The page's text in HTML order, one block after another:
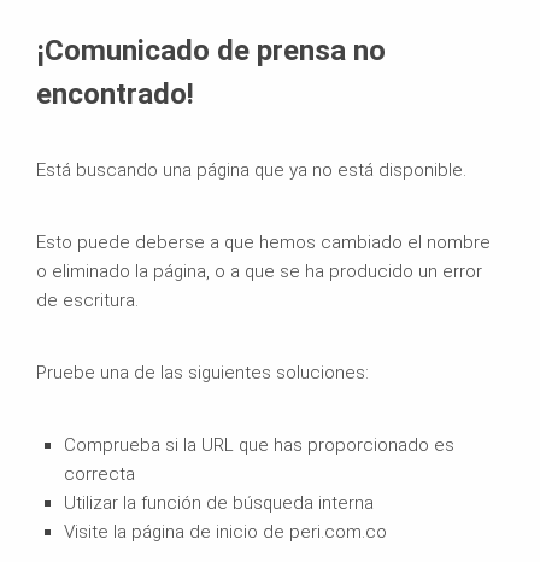
¡Comunicado de prensa no
encontrado!
Está buscando una página que ya no está disponible.
Esto puede deberse a que hemos cambiado el nombre
o eliminado la página, o a que se ha producido un error
de escritura.
Pruebe una de las siguientes soluciones:
Comprueba si la URL que has proporcionado es
correcta
Utilizar la función de búsqueda interna
Visite la página de inicio de peri.com.co